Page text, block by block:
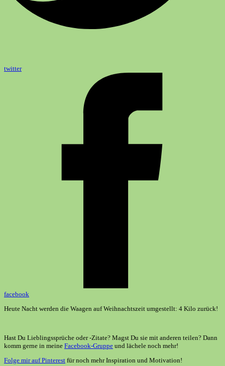
twitter
facebook
Heute Nacht werden die Waagen auf Weihnachtszeit umgestellt: 4 Kilo zurück!
Hast Du Lieblingssprüche oder -Zitate? Magst Du sie mit anderen teilen? Dann
komm gerne in meine Facebook-Gruppe und lächele noch mehr!
Folge mir auf Pinterest für noch mehr Inspiration und Motivation!